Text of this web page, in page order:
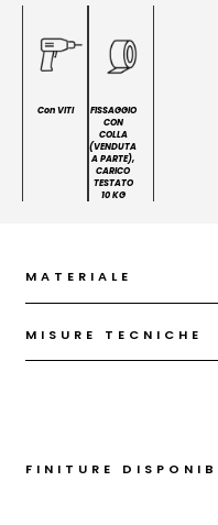
Con VITI
FISSAGGIO
CON
COLLA
(VENDUTA
A PARTE),
CARICO
TESTATO
10 KG
MATERIALE
MISURE TECNICHE
FINITURE